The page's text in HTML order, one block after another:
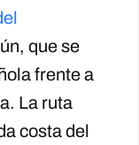
que se
frente a
La ruta
costa del